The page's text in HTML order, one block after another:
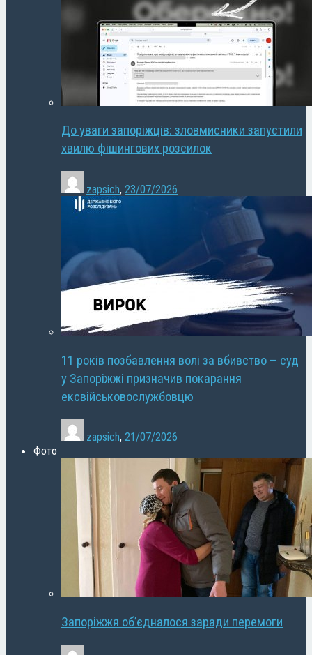
До уваги запоріжців: зловмисники запустили
хвилю фішингових розсилок
zapsich, 23/07/2026
11 років позбавлення волі за вбивство – суд
у Запоріжжі призначив покарання
ексвійськовослужбовцю
zapsich, 21/07/2026
Фото
Запоріжжя об’єдналося заради перемоги